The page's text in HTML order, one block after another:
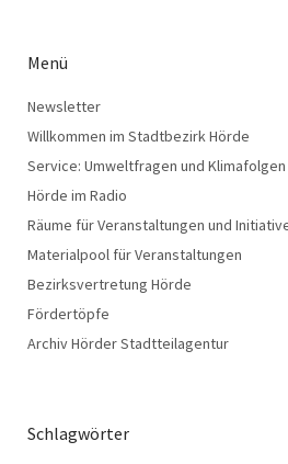
Menü
Newsletter
Willkommen im Stadtbezirk Hörde
Service: Umweltfragen und Klimafolgen
Hörde im Radio
Räume für Veranstaltungen und
Materialpool für Veranstaltungen
Bezirksvertretung Hörde
Fördertöpfe
Archiv Hörder Stadtteilagentur
Schlagwörter